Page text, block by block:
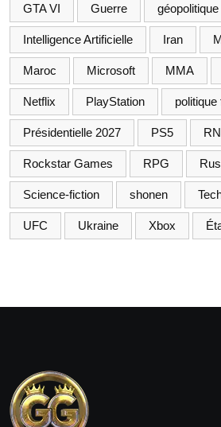
GTA VI Guerre géopolitique
Intelligence Artificielle Iran
Maroc Microsoft MMA
Netflix PlayStation
Présidentielle 2027 PS5 RN
Rockstar Games RPG
Science-fiction shonen
UFC Ukraine Xbox